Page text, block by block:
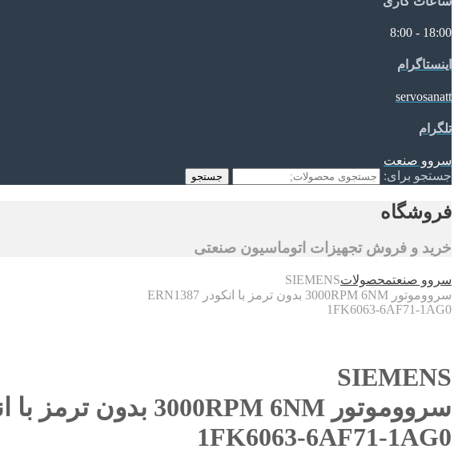
18:00 - 8:00
اینستاگرام
servosanatt
تلگرام
سروو صنعت
جستجو برای:
جستجو
فروشگاه
خرید و فروش تجهیزات اتوماسیون صنعتی
سروو صنعتمحصولاتSIEMENS
سرووموتور 3000RPM 6NM بدون ترمز با انکودر ERN1387
1FK6063-6AF71-1AG0
SIEMENS
سرووموتور 3000RPM 6NM بدون ترمز با انکودر ERN1387
1FK6063-6AF71-1AG0